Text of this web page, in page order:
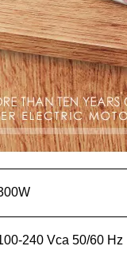
240 Vca 50/60 Hz